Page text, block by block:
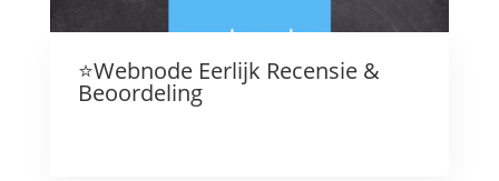
⭐Webnode Eerlijk Recensie &
Beoordeling